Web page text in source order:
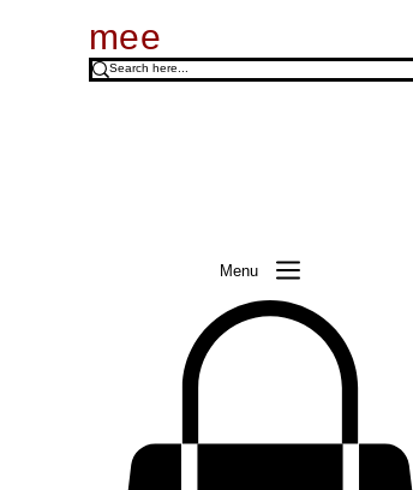
mee
Menu